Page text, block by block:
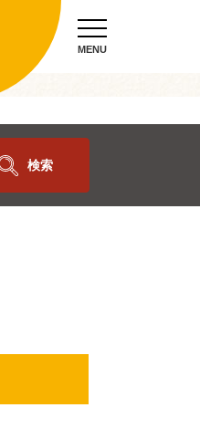
MENU
検索